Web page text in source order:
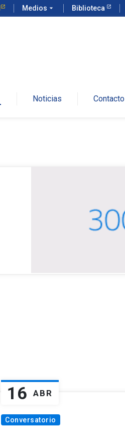
Medios arrow_drop_down Biblioteca
Noticias Contacto
16 ABR
Conversatorio